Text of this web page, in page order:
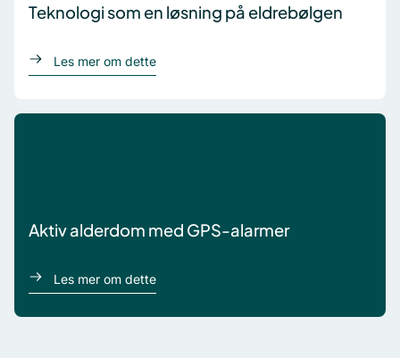
Teknologi som en løsning på eldrebølgen
Les mer om detteom Teknologi som en løsning på
Aktiv alderdom med GPS-alarmer
Les mer om detteom Aktiv alderdom med GPS-alarmer